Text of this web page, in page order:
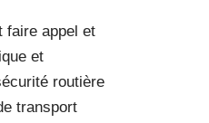
faire appel et
et
routière
transport